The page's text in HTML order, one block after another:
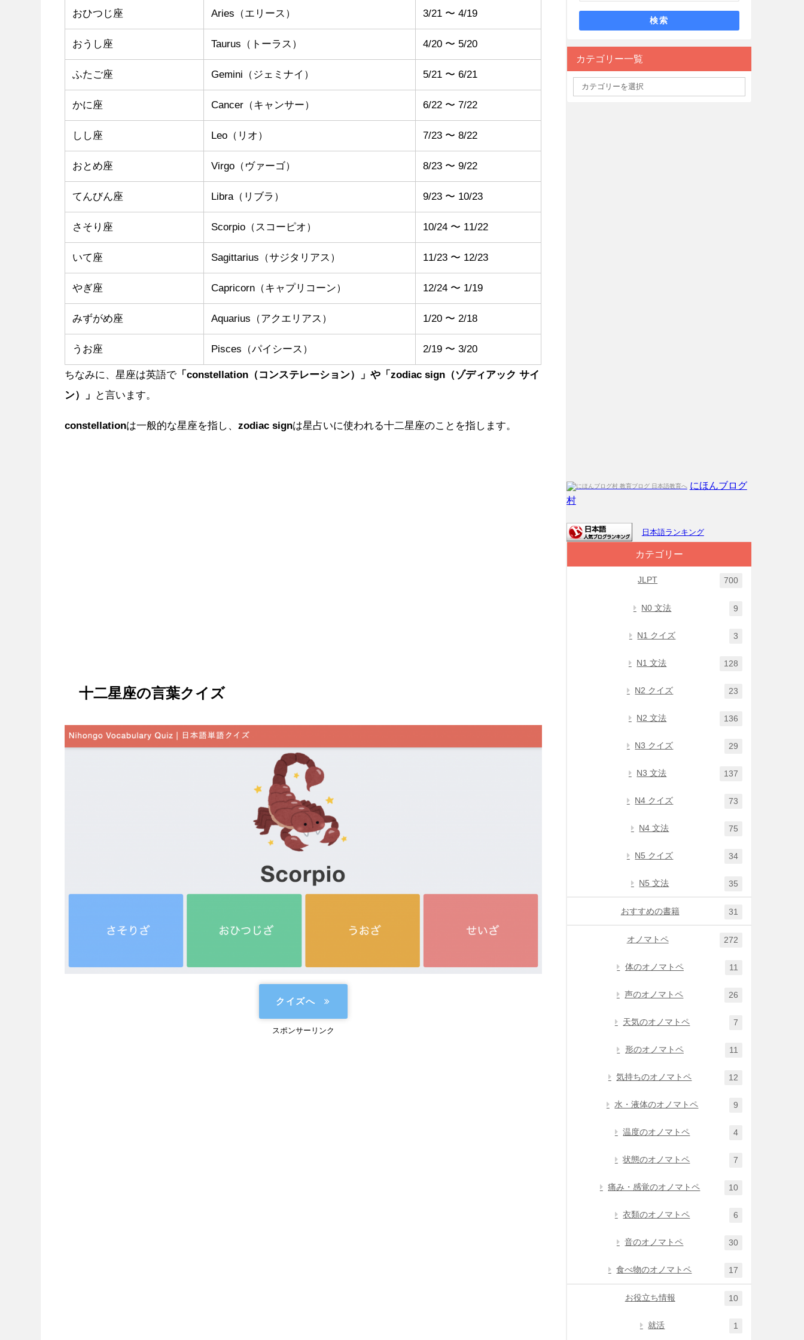
おひつじ座 Aries（エリース） 3/21 〜 4/19
おうし座 Taurus（トーラス） 4/20 〜 5/20
ふたご座 Gemini（ジェミナイ） 5/21 〜 6/21
かに座 Cancer（キャンサー） 6/22 〜 7/22
しし座 Leo（リオ） 7/23 〜 8/22
おとめ座 Virgo（ヴァーゴ） 8/23 〜 9/22
てんびん座 Libra（リブラ） 9/23 〜 10/23
さそり座 Scorpio（スコーピオ） 10/24 〜 11/22
いて座 Sagittarius（サジタリアス） 11/23 〜 12/23
やぎ座 Capricorn（キャプリコーン） 12/24 〜 1/19
みずがめ座 Aquarius（アクエリアス） 1/20 〜 2/18
うお座 Pisces（パイシース） 2/19 〜 3/20
ちなみに、星座は英語で「constellation（コンステレーション）」や「zodiac sign（ゾディアック サイ
ン）」
と言います。
constellationは一般的な星座を指し、zodiac signは星占いに使われる十二星座のことを指します。
十二星座の言葉クイズ
クイズへ
スポンサーリンク
検索
カテゴリー一覧
にほんブログ
村
日本語ランキング
カテゴリー
JLPT 700
N0 文法 9
N1 クイズ 3
N1 文法 128
N2 クイズ 23
N2 文法 136
N3 クイズ 29
N3 文法 137
N4 クイズ 73
N4 文法 75
N5 クイズ 34
N5 文法 35
おすすめの書籍 31
オノマトペ 272
体のオノマトペ 11
声のオノマトペ 26
天気のオノマトペ 7
形のオノマトペ 11
気持ちのオノマトペ 12
水・液体のオノマトペ 9
温度のオノマトペ 4
状態のオノマトペ 7
痛み・感覚のオノマトペ 10
衣類のオノマトペ 6
音のオノマトペ 30
食べ物のオノマトペ 17
お役立ち情報 10
就活 1